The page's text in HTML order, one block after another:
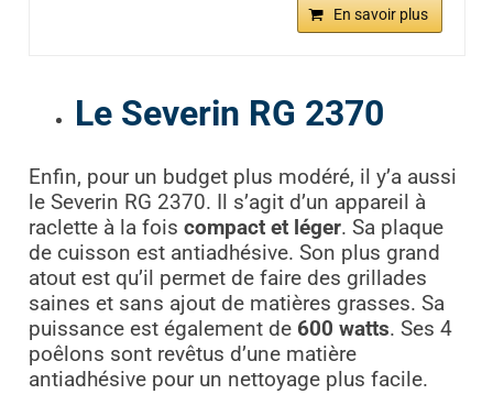
En savoir plus
Le Severin RG 2370
Enfin, pour un budget plus modéré, il y’a aussi
le Severin RG 2370. Il s’agit d’un appareil à
raclette à la fois compact et léger. Sa plaque
de cuisson est antiadhésive. Son plus grand
atout est qu’il permet de faire des grillades
saines et sans ajout de matières grasses. Sa
puissance est également de 600 watts. Ses 4
poêlons sont revêtus d’une matière
antiadhésive pour un nettoyage plus facile.